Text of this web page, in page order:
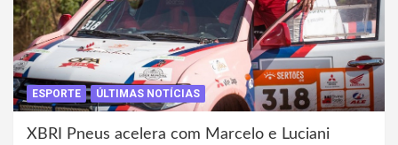
ESPORTE ÚLTIMAS NOTÍCIAS
XBRI Pneus acelera com Marcelo e Luciani